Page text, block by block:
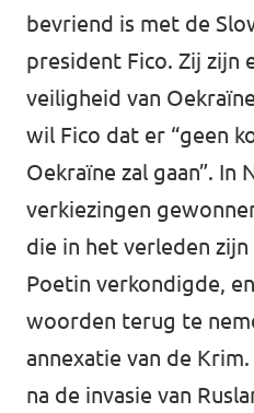
bevriend is met de
president Fico. Zij zijn
veiligheid van
wil Fico dat er “geen
Oekraïne zal gaan”. In
verkiezingen
die in het verleden
Poetin verkondigde,
woorden terug te
annexatie van de
na de invasie van